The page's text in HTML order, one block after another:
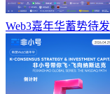
Web3嘉年华蓄势待发